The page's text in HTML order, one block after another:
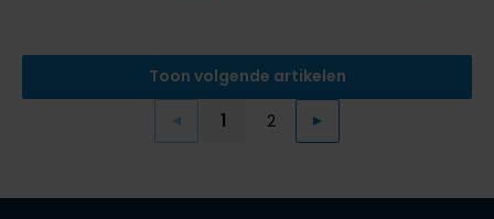
Toon volgende artikelen
Vorige
Current Page
1
Page
2 Volgende